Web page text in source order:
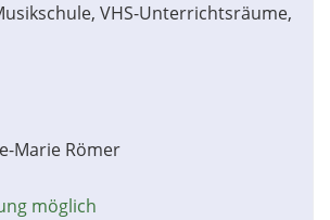
VHS-Unterrichtsräume,
Marie Römer
möglich